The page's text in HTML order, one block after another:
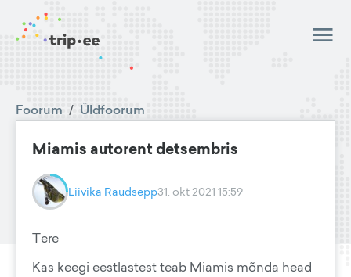
Foorum / Üldfoorum
Miamis autorent detsembris
Liivika Raudsepp31. okt 2021 15:59
Tere
Kas keegi eestlastest teab Miamis mõnda head